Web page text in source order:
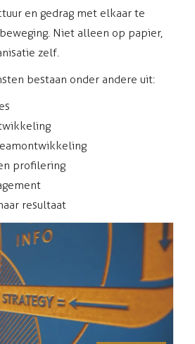
en gedrag met elkaar te
Niet alleen op papier,
zelf.
bestaan onder andere uit:
profilering
resultaat